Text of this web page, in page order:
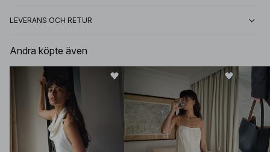
LEVERANS OCH RETUR
Andra köpte även